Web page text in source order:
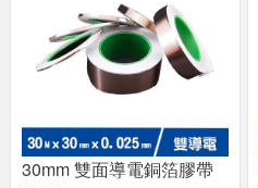
30mm 雙面導電銅箔膠帶